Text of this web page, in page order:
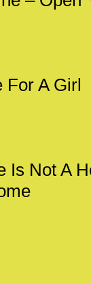
For A Girl
Is Not A